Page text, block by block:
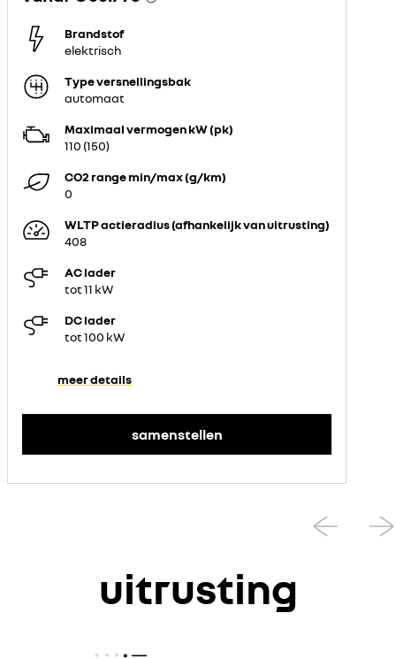
Brandstof
elektrisch
Type versnellingsbak
automaat
Maximaal vermogen kW (pk)
110 (150)
CO2 range min/max (g/km)
0
WLTP actieradius (afhankelijk van uitrusting)
408
AC lader
tot 11 kW
DC lader
tot 100 kW
meer details
samenstellen
uitrusting